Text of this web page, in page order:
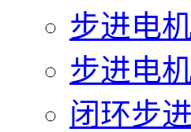
步进电
步进电
闭环步